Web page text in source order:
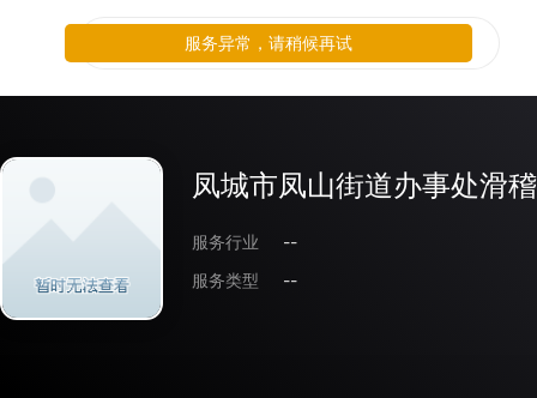
凤城市凤山街道办事处滑
服务行业
--
服务类型
--
服务异常，请稍候再试